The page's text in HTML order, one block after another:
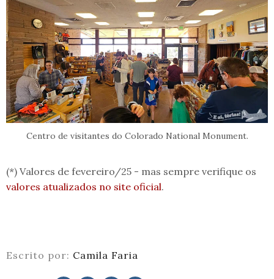
Centro de visitantes do Colorado National Monument.
(*) Valores de fevereiro/25 - mas sempre verifique os
valores atualizados no site oficial.
Escrito por: Camila Faria